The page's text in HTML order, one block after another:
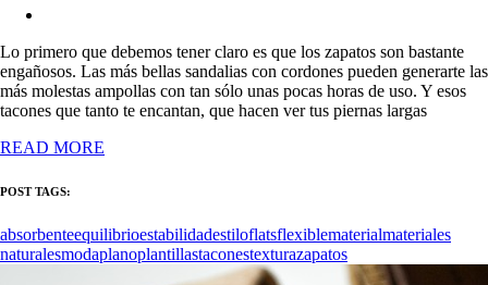
Lo primero que debemos tener claro es que los zapatos son bastante
engañosos. Las más bellas sandalias con cordones pueden generarte las
más molestas ampollas con tan sólo unas pocas horas de uso. Y esos
tacones que tanto te encantan, que hacen ver tus piernas largas
READ MORE
POST TAGS:
absorbenteequilibrioestabilidadestiloflatsflexiblematerialmateriales
naturalesmodaplanoplantillastaconestexturazapatos